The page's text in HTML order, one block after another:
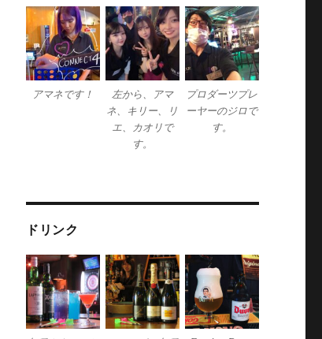
アマネです！
左から、アマ
ネ、キリー、リ
エ、カオリで
す。
プロダーツプレ
ーヤーのジロで
す。
ドリンク